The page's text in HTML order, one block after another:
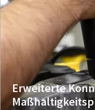
Erweiterte